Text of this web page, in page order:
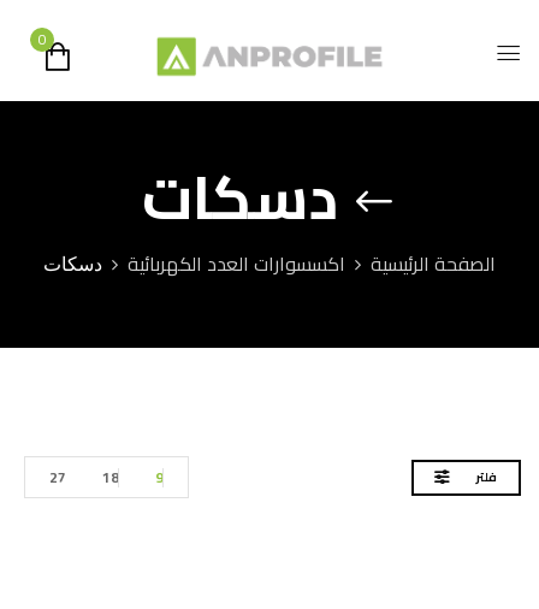
0
دسكات
الصفحة الرئيسية اكسسوارات العدد الكهربائية دسكات
فلتر 9
18
27